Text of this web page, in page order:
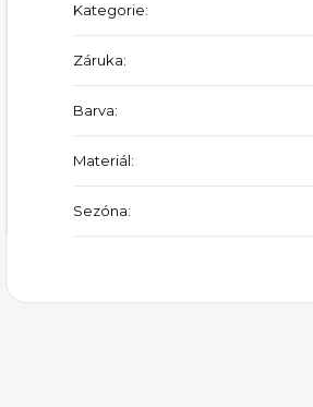
Kategorie:
Záruka:
Barva:
Materiál:
Sezóna: